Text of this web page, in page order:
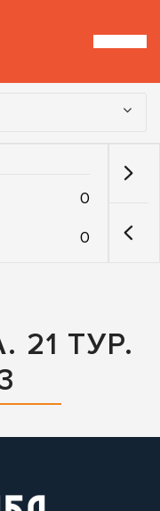
0
0
21 ТУР.